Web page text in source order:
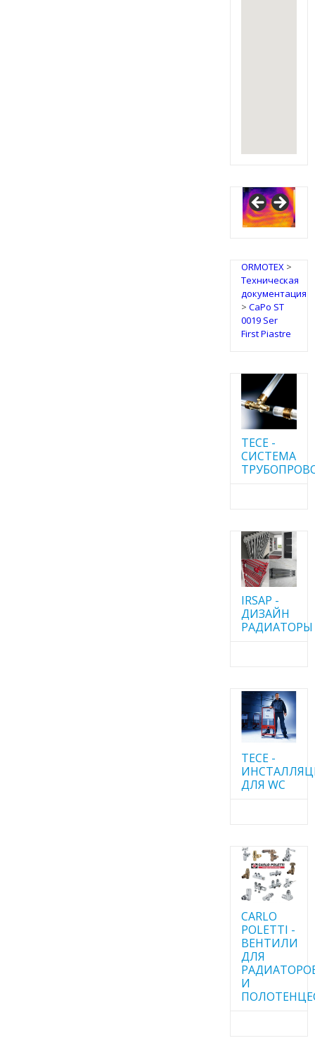
ORMOTEX>
Техническая
документация
> CaPo ST
0019 Ser
First Piastre
TECE -
CИСТЕМА
IRSAP -
ДИЗАЙН
РАДИАТОРЫ
TECE -
ДЛЯ WC
CARLO
POLETTI -
ВЕНТИЛИ
ДЛЯ
И